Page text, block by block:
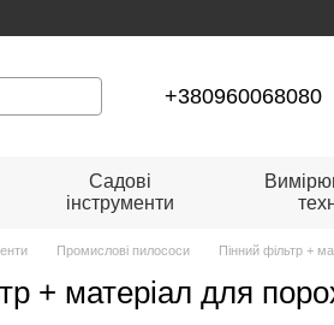
+380960068080
Садові
інструменти
Промислові пилососи Пінний фільтр +
+ матеріал для